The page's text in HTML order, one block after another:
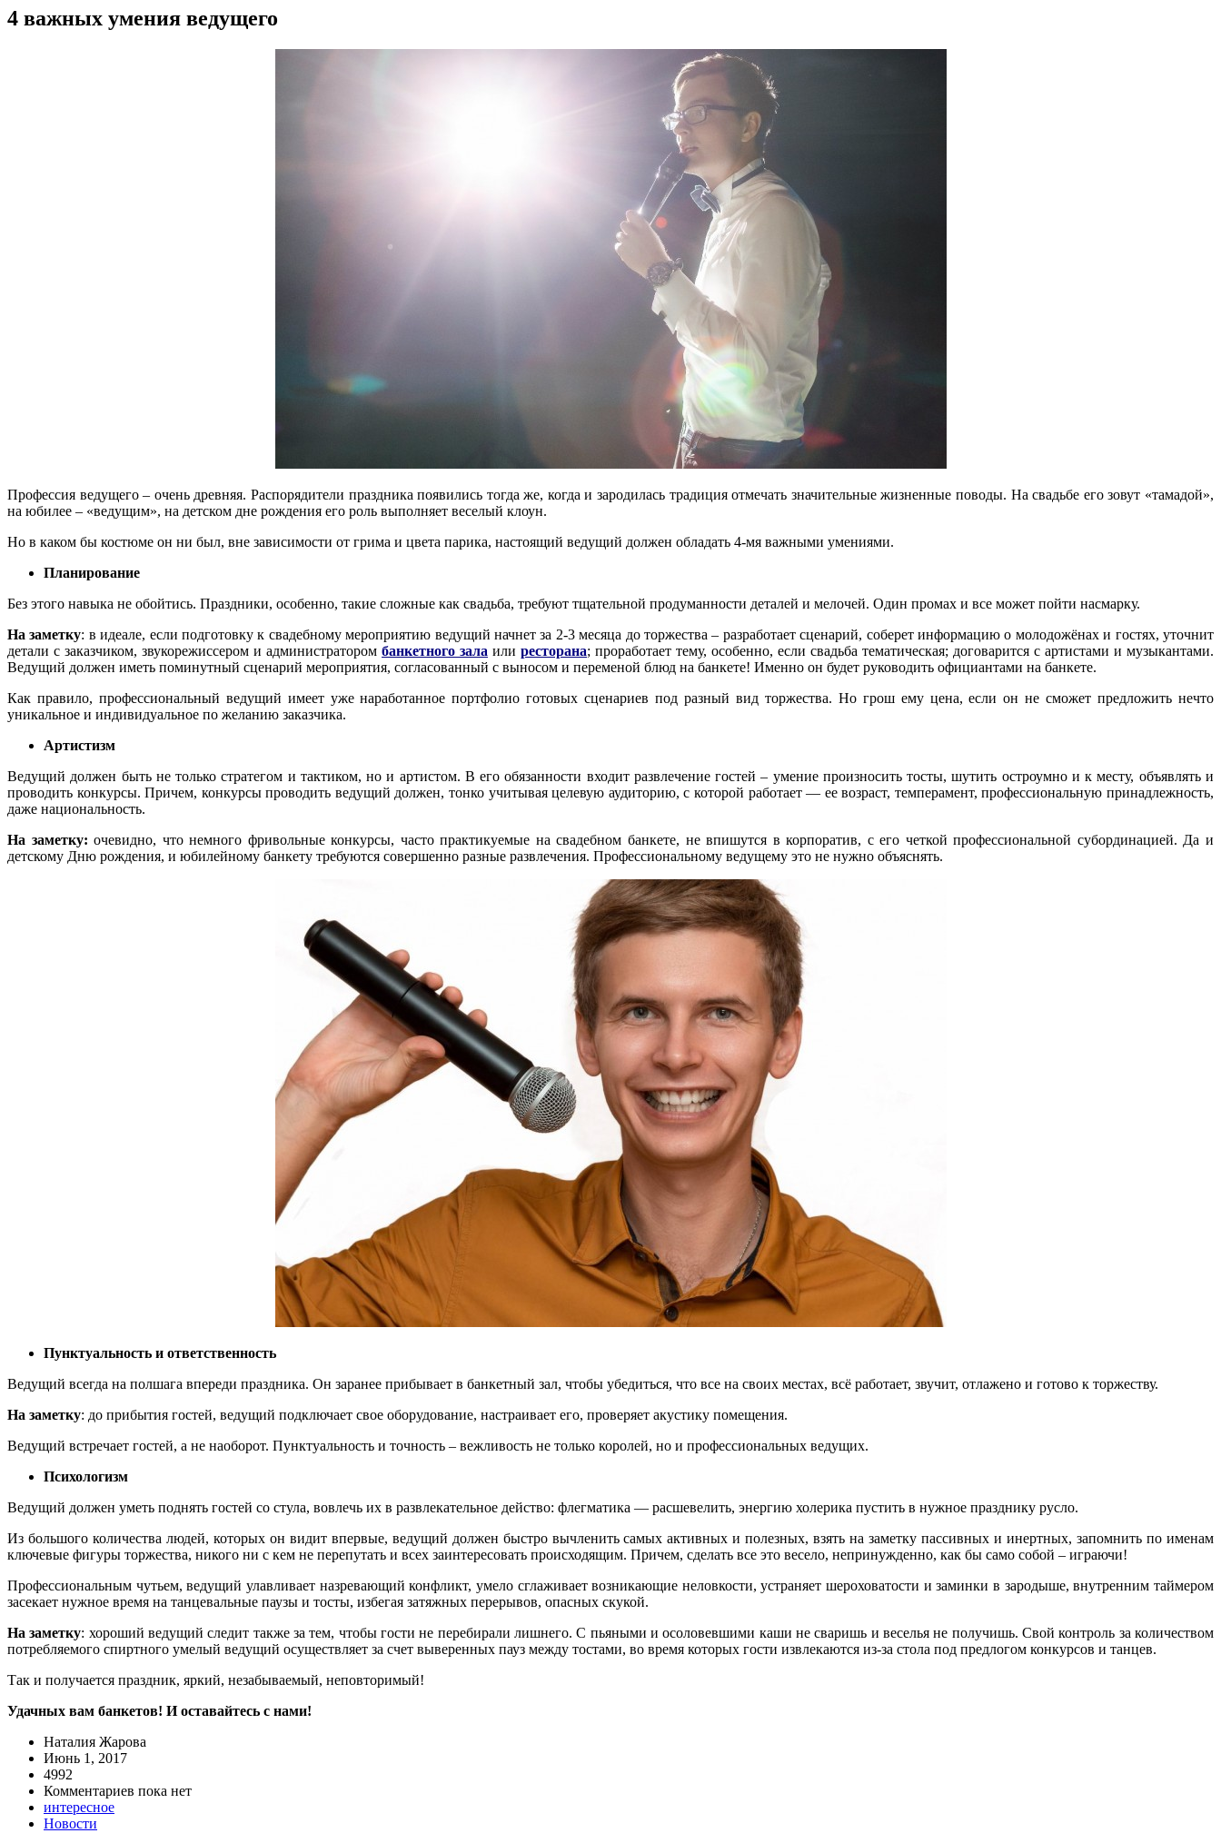
4 важных умения ведущего
Профессия ведущего – очень древняя. Распорядители праздника появились тогда же, когда и зародилась традиция отмечать значительные жизненные поводы. На свадьбе его зовут «тамадой»,
на юбилее – «ведущим», на детском дне рождения его роль выполняет веселый клоун.
Но в каком бы костюме он ни был, вне зависимости от грима и цвета парика, настоящий ведущий должен обладать 4-мя важными умениями.
Планирование
Без этого навыка не обойтись. Праздники, особенно, такие сложные как свадьба, требуют тщательной продуманности деталей и мелочей. Один промах и все может пойти насмарку.
На заметку: в идеале, если подготовку к свадебному мероприятию ведущий начнет за 2-3 месяца до торжества – разработает сценарий, соберет информацию о молодожёнах и гостях, уточнит
детали с заказчиком, звукорежиссером и администратором банкетного зала или ресторана; проработает тему, особенно, если свадьба тематическая; договарится с артистами и музыкантами.
Ведущий должен иметь поминутный сценарий мероприятия, согласованный с выносом и переменой блюд на банкете! Именно он будет руководить официантами на банкете.
Как правило, профессиональный ведущий имеет уже наработанное портфолио готовых сценариев под разный вид торжества. Но грош ему цена, если он не сможет предложить нечто
уникальное и индивидуальное по желанию заказчика.
Артистизм
Ведущий должен быть не только стратегом и тактиком, но и артистом. В его обязанности входит развлечение гостей – умение произносить тосты, шутить остроумно и к месту, объявлять и
проводить конкурсы. Причем, конкурсы проводить ведущий должен, тонко учитывая целевую аудиторию, с которой работает — ее возраст, темперамент, профессиональную принадлежность,
даже национальность.
На заметку:очевидно, что немного фривольные конкурсы, часто практикуемые на свадебном банкете, не впишутся в корпоратив, с его четкой профессиональной субординацией. Да и
детскому Дню рождения, и юбилейному банкету требуются совершенно разные развлечения. Профессиональному ведущему это не нужно объяснять.
Пунктуальность и ответственность
Ведущий всегда на полшага впереди праздника. Он заранее прибывает в банкетный зал, чтобы убедиться, что все на своих местах, всё работает, звучит, отлажено и готово к торжеству.
На заметку: до прибытия гостей, ведущий подключает свое оборудование, настраивает его, проверяет акустику помещения.
Ведущий встречает гостей, а не наоборот. Пунктуальность и точность – вежливость не только королей, но и профессиональных ведущих.
Психологизм
Ведущий должен уметь поднять гостей со стула, вовлечь их в развлекательное действо: флегматика — расшевелить, энергию холерика пустить в нужное празднику русло.
Из большого количества людей, которых он видит впервые, ведущий должен быстро вычленить самых активных и полезных, взять на заметку пассивных и инертных, запомнить по именам
ключевые фигуры торжества, никого ни с кем не перепутать и всех заинтересовать происходящим. Причем, сделать все это весело, непринужденно, как бы само собой – играючи!
Профессиональным чутьем, ведущий улавливает назревающий конфликт, умело сглаживает возникающие неловкости, устраняет шероховатости и заминки в зародыше, внутренним таймером
засекает нужное время на танцевальные паузы и тосты, избегая затяжных перерывов, опасных скукой.
На заметку: хороший ведущий следит также за тем, чтобы гости не перебирали лишнего. С пьяными и осоловевшими каши не сваришь и веселья не получишь. Свой контроль за количеством
потребляемого спиртного умелый ведущий осуществляет за счет выверенных пауз между тостами, во время которых гости извлекаются из-за стола под предлогом конкурсов и танцев.
Так и получается праздник, яркий, незабываемый, неповторимый!
Удачных вам банкетов! И оставайтесь с нами!
Наталия Жарова
Июнь 1, 2017
4992
Комментариев пока нет
интересное
Новости